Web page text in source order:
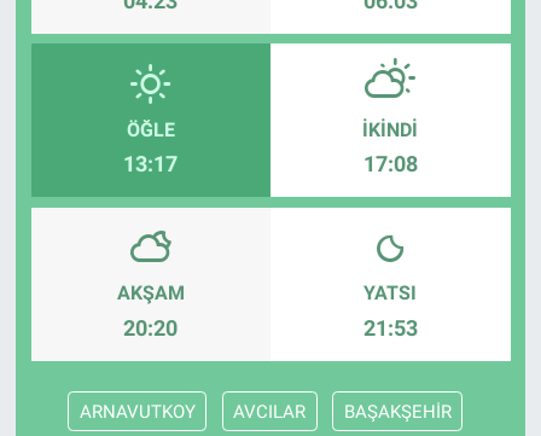
ÖĞLE
13:17
İKINDI
17:08
AKŞAM
20:20
YATSI
21:53
ARNAVUTKOY AVCILAR BAŞAKŞEHİR